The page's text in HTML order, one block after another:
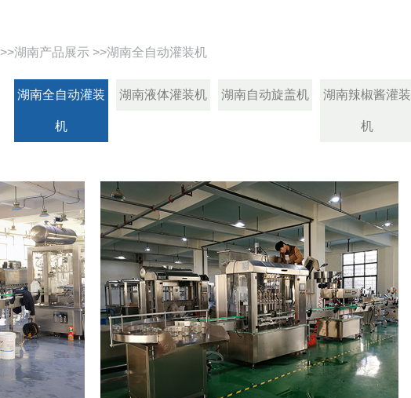
>>湖南产品展示 >>湖南全自动灌装机
湖南全自动灌装
机
湖南液体灌装机 湖南自动旋盖机 湖南辣椒酱灌装
机